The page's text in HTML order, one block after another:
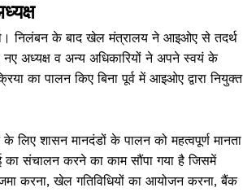
निलंबन के बाद खेल मंत्रालय ने आइओए से तदर्थ
अध्यक्ष व अन्य अधिकारियों ने अपने स्वयं के
का पालन किए बिना पूर्व में आइओए द्वारा नियुक्त
के लिए शासन मानदंडों के पालन को महत्वपूर्ण मानता
का संचालन करने का काम सौंपा गया है जिसमें
जमा करना, खेल गतिविधियों का आयोजन करना, बैंक